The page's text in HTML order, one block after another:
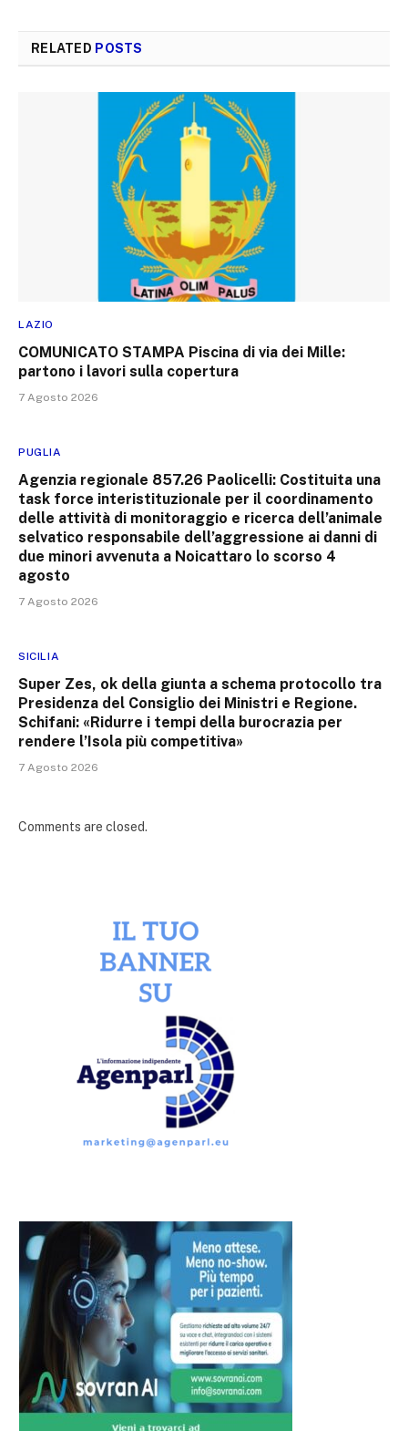
RELATED POSTS
LAZIO
COMUNICATO STAMPA Piscina di via dei Mille:
partono i lavori sulla copertura
7 Agosto 2026
PUGLIA
Agenzia regionale 857.26 Paolicelli: Costituita una
task force interistituzionale per il coordinamento
delle attività di monitoraggio e ricerca dell’animale
selvatico responsabile dell’aggressione ai danni di
due minori avvenuta a Noicattaro lo scorso 4
agosto
7 Agosto 2026
SICILIA
Super Zes, ok della giunta a schema protocollo tra
Presidenza del Consiglio dei Ministri e Regione.
Schifani: «Ridurre i tempi della burocrazia per
rendere l’Isola più competitiva»
7 Agosto 2026
Comments are closed.